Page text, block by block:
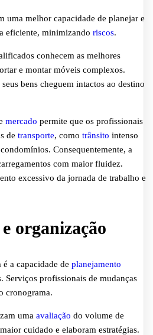
uma melhor capacidade de planejar e
eficiente, minimizando riscos.
conhecem as melhores
e montar móveis complexos.
bens cheguem intactos ao destino
mercado permite que os profissionais
de transporte, como trânsito intenso
Consequentemente, a
com maior fluidez.
excessivo da jornada de trabalho e
organização
a capacidade de planejamento
Serviços profissionais de mudanças
cronograma.
uma avaliação do volume de
cuidado e elaboram estratégias.